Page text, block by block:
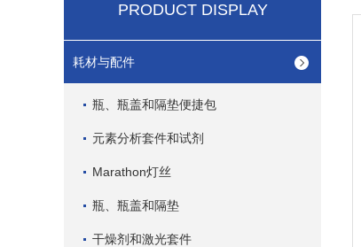
PRODUCT DISPLAY
耗材与配件
瓶、瓶盖和隔垫便捷包
元素分析套件和试剂
Marathon灯丝
瓶、瓶盖和隔垫
干燥剂和激光套件